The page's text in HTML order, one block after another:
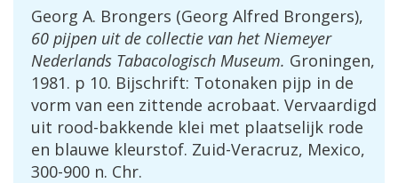
Georg A. Brongers (Georg Alfred Brongers),
60 pijpen uit de collectie van het Niemeyer
Nederlands Tabacologisch Museum. Groningen,
1981. p 10. Bijschrift: Totonaken pijp in de
vorm van een zittende acrobaat. Vervaardigd
uit rood-bakkende klei met plaatselijk rode
en blauwe kleurstof. Zuid-Veracruz, Mexico,
300-900 n. Chr.